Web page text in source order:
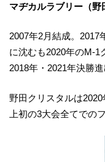
マヂカルラブリー（野
2007年2月結成。2017
に沈むも2020年のM-1
2018年・2021年決勝進
野田クリスタルは
上初の3大会全てでの